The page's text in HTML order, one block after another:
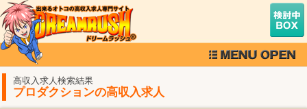
高収入求人検索結果
プロダクションの高収入求人